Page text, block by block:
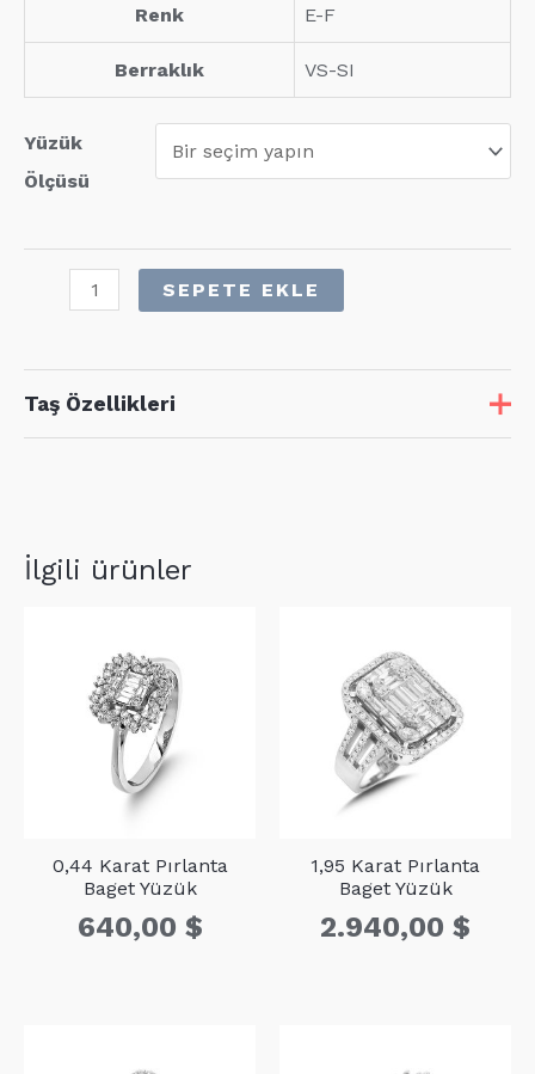
Renk E-F
Berraklık VS-SI
Yüzük
Ölçüsü
SEPETE EKLE
Taş Özellikleri
İlgili ürünler
0,44 Karat Pırlanta
Baget Yüzük
640,00 $
1,95 Karat Pırlanta
Baget Yüzük
2.940,00 $